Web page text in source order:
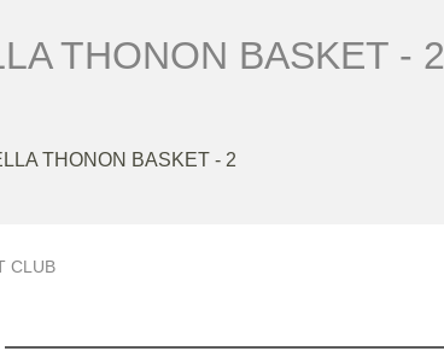
THONON BASKET - 2
THONON BASKET - 2
CLUB